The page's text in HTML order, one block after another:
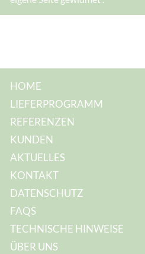
HOME
LIEFERPROGRAMM
REFERENZEN
KUNDEN
AKTUELLES
KONTAKT
DATENSCHUTZ
FAQS
TECHNISCHE HINWEISE
ÜBER UNS